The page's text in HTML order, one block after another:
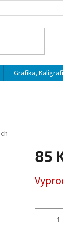
Grafika,
85
cena: